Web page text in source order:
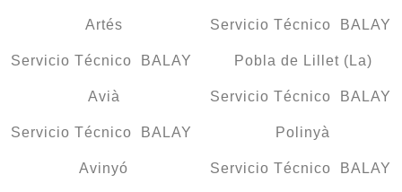
Artés
Servicio Técnico BALAY
Avià
Servicio Técnico BALAY
Avinyó
Servicio Técnico BALAY
Pobla de Lillet (La)
Servicio Técnico BALAY
Polinyà
Servicio Técnico BALAY